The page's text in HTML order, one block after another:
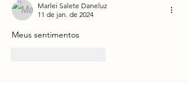
Marlei Salete Daneluz
11 de jan. de 2024
Meus sentimentos